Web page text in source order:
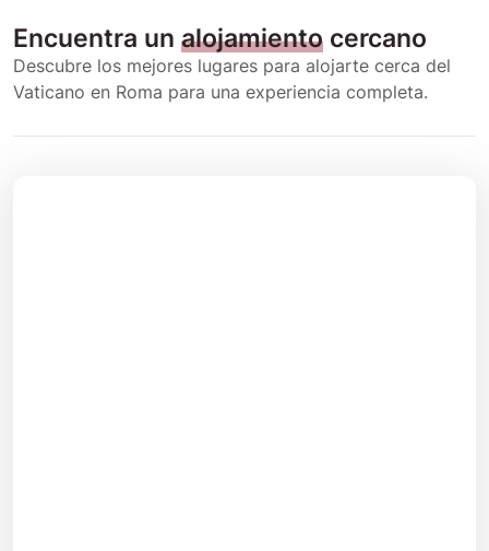
Encuentra un alojamiento cercano
Descubre los mejores lugares para alojarte cerca del
Vaticano en Roma para una experiencia completa.